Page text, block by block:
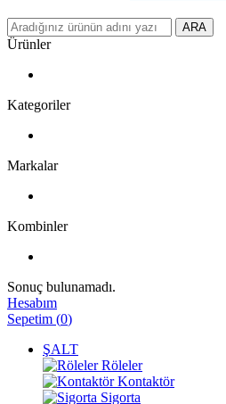
ARA
Ürünler
Kategoriler
Markalar
Kombinler
Sonuç bulunamadı.
Hesabım
Sepetim (0)
ŞALT
Röleler
Kontaktör
Sigorta